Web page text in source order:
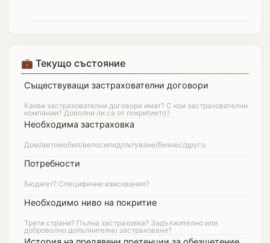
💼 Текущо състояние
Съществуващи застрахователни договори
Необходима застраховка
Потребности
Необходимо ниво на покритие